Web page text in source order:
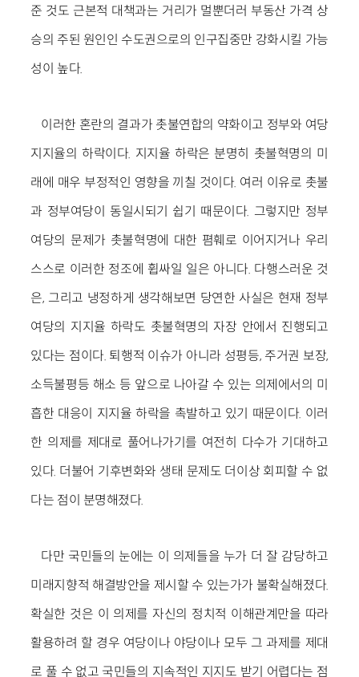
준 것도 근본적 대책과는 거리가 멀뿐더러 부동산 가격 상
승의 주된 원인인 수도권으로의 인구집중만 강화시킬 가능
성이 높다.
이러한 혼란의 결과가 촛불연합의 약화이고 정부와 여당
지지율의 하락이다. 지지율 하락은 분명히 촛불혁명의 미
래에 매우 부정적인 영향을 끼칠 것이다. 여러 이유로 촛불
과 정부여당이 동일시되기 쉽기 때문이다. 그렇지만 정부
여당의 문제가 촛불혁명에 대한 폄훼로 이어지거나 우리
스스로 이러한 정조에 휩싸일 일은 아니다. 다행스러운 것
은, 그리고 냉정하게 생각해보면 당연한 사실은 현재 정부
여당의 지지율 하락도 촛불혁명의 자장 안에서 진행되고
있다는 점이다. 퇴행적 이슈가 아니라 성평등, 주거권 보장,
소득불평등 해소 등 앞으로 나아갈 수 있는 의제에서의 미
흡한 대응이 지지율 하락을 촉발하고 있기 때문이다. 이러
한 의제를 제대로 풀어나가기를 여전히 다수가 기대하고
있다. 더불어 기후변화와 생태 문제도 더이상 회피할 수 없
다는 점이 분명해졌다.
다만 국민들의 눈에는 이 의제들을 누가 더 잘 감당하고
미래지향적 해결방안을 제시할 수 있는가가 불확실해졌다.
확실한 것은 이 의제를 자신의 정치적 이해관계만을 따라
활용하려 할 경우 여당이나 야당이나 모두 그 과제를 제대
로 풀 수 없고 국민들의 지속적인 지지도 받기 어렵다는 점